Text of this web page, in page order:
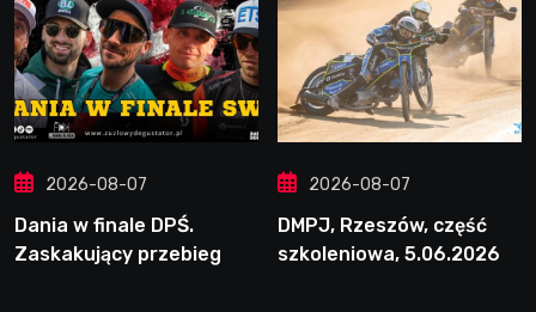
2026-08-07
Dania w finale DPŚ.
Zaskakujący przebieg
2026-08-07
DMPJ, Rzeszów, część
szkoleniowa, 5.06.2026